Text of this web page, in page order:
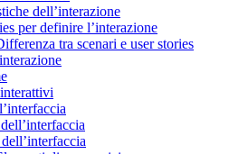
dell’interazione
per definire l’interazione
tra scenari e user stories